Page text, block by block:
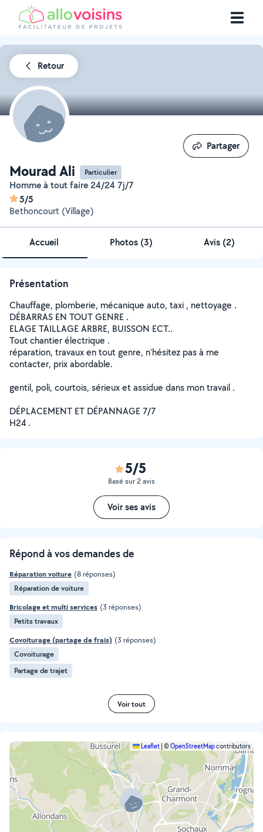
Retour
Mourad Ali Particulier
Homme à tout faire 24/24 7j/7
5/5
Bethoncourt (Village)
Partager
Partager
Accueil Photos (3) Avis (2)
Présentation
Chauffage, plomberie, mécanique auto, taxi , nettoyage .
DÉBARRAS EN TOUT GENRE .
ELAGE TAILLAGE ARBRE, BUISSON ECT..
Tout chantier électrique .
réparation, travaux en tout genre, n'hésitez pas à me
contacter, prix abordable.
gentil, poli, courtois, sérieux et assidue dans mon travail .
DÉPLACEMENT ET DÉPANNAGE 7/7
H24 .
5/5
Basé sur 2 avis
Voir ses avis
Répond à vos demandes de
Réparation voiture (8 réponses)
Réparation de voiture
Bricolage et multi services (3 réponses)
Petits travaux
Covoiturage (partage de frais) (3 réponses)
Covoiturage
Partage de trajet
Voir tout
Leaflet ©OpenStreetMapcontributors